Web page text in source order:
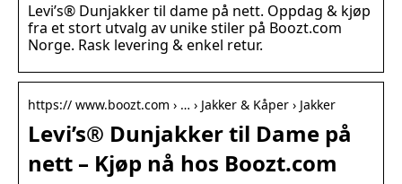
Levi’s® Dunjakker til dame på nett. Oppdag & kjøp
fra et stort utvalg av unike stiler på Boozt.com
Norge. Rask levering & enkel retur.
https:// www.boozt.com › … › Jakker & Kåper › Jakker
Levi’s® Dunjakker til Dame på
nett – Kjøp nå hos Boozt.com